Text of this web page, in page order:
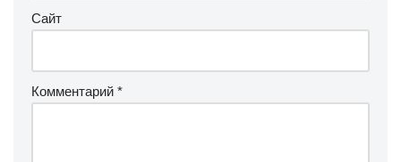
Сайт
Комментарий *